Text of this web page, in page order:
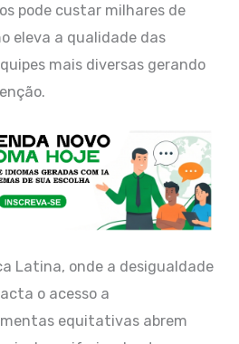
pode custar milhares de
eleva a qualidade das
mais diversas gerando
Latina, onde a desigualdade
o acesso a
equitativas abrem